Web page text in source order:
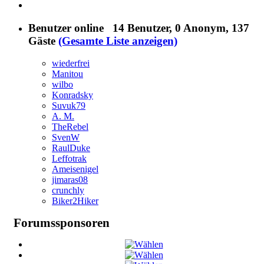
Benutzer online 14 Benutzer, 0 Anonym, 137
Gäste (Gesamte Liste anzeigen)
wiederfrei
Manitou
wilbo
Konradsky
Suvuk79
A. M.
TheRebel
SvenW
RaulDuke
Leffotrak
Ameisenigel
jimaras08
crunchly
Biker2Hiker
Forumssponsoren